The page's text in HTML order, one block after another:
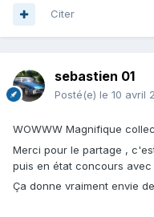
Citer
sebastien 01
Posté(e) le 10 avril
WOWWW Magnifique
Merci pour le partage ,
puis en état concours avec
Ça donne vraiment envie